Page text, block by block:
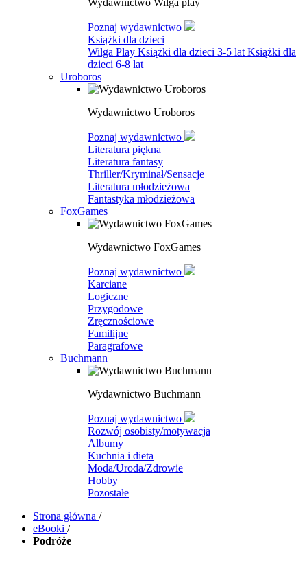
Wydawnictwo Wilga play
Poznaj wydawnictwo
Książki dla dzieci
Wilga Play Książki dla dzieci 3-5 lat Książki dla
dzieci 6-8 lat
Uroboros
Wydawnictwo Uroboros
Poznaj wydawnictwo
Literatura piękna
Literatura fantasy
Thriller/Kryminał/Sensacje
Literatura młodzieżowa
Fantastyka młodzieżowa
FoxGames
Wydawnictwo FoxGames
Poznaj wydawnictwo
Karciane
Logiczne
Przygodowe
Zręcznościowe
Familijne
Paragrafowe
Buchmann
Wydawnictwo Buchmann
Poznaj wydawnictwo
Rozwój osobisty/motywacja
Albumy
Kuchnia i dieta
Moda/Uroda/Zdrowie
Hobby
Pozostałe
Strona główna /
eBooki /
Podróże